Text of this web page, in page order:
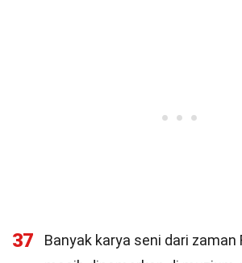
37
Banyak karya seni dari zaman